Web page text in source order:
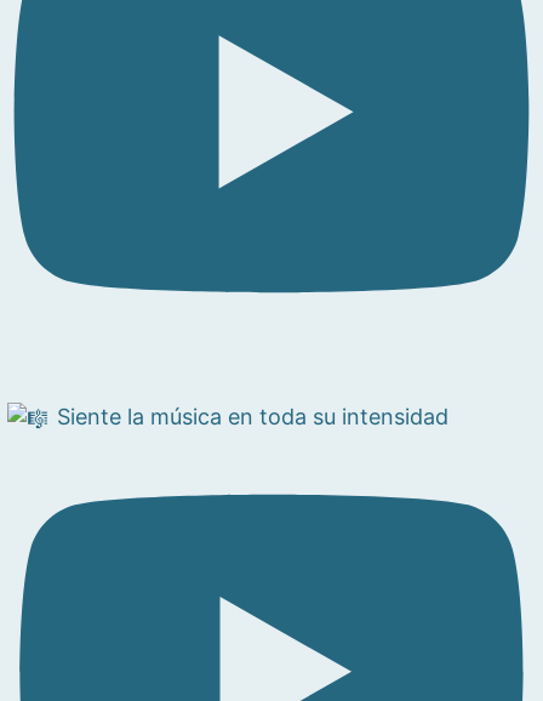
Siente la música en toda su intensidad